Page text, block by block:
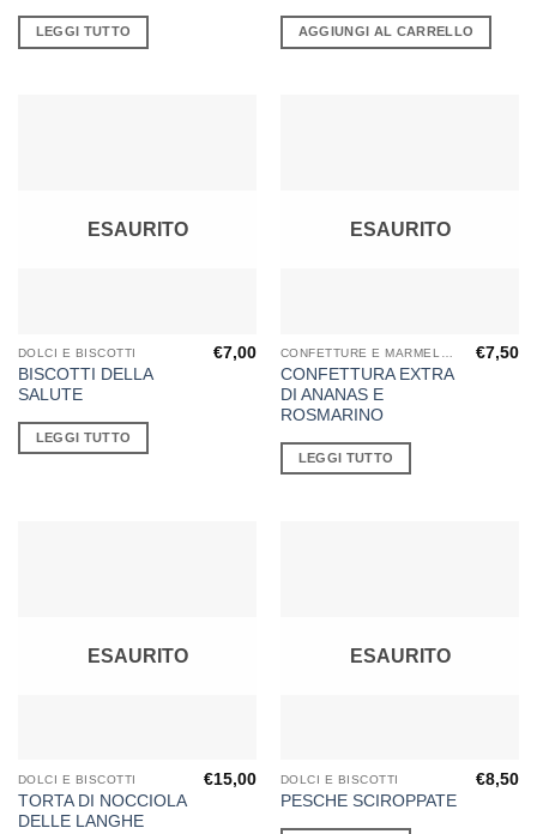
LEGGI TUTTO AGGIUNGI AL CARRELLO
ESAURITO
DOLCI E BISCOTTI
BISCOTTI DELLA
SALUTE
€7,00
LEGGI TUTTO
ESAURITO
CONFETTURA EXTRA
DI ANANAS E
ROSMARINO
€7,50
LEGGI TUTTO
ESAURITO
DOLCI E BISCOTTI
TORTA DI NOCCIOLA
DELLE LANGHE
€15,00
ESAURITO
DOLCI E BISCOTTI
PESCHE SCIROPPATE
€8,50